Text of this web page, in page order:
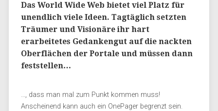
Das World Wide Web bietet viel Platz für
unendlich viele Ideen. Tagtäglich setzten
Träumer und Visionäre ihr hart
erarbeitetes Gedankengut auf die nackten
Oberflächen der Portale und müssen dann
feststellen…
…, dass man mal zum Punkt kommen muss!
Anscheinend kann auch ein OnePager begrenzt sein.